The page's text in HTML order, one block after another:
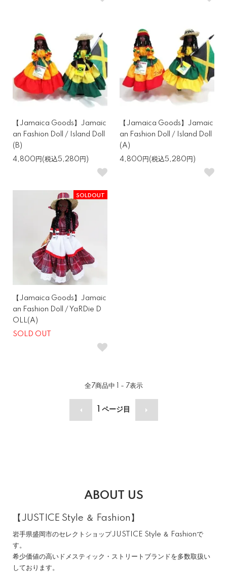
【Jamaica Goods】Jamaic
an Fashion Doll / Island Doll
(B)
4,800円(税込5,280円)
【Jamaica Goods】Jamaic
an Fashion Doll / Island Doll
(A)
4,800円(税込5,280円)
SOLDOUT
【Jamaica Goods】Jamaic
an Fashion Doll / YaRDie D
OLL(A)
SOLD OUT
全7商品中 1 - 7表示
ページ目
ABOUT US
【JUSTICE Style ＆ Fashion】
岩手県盛岡市のセレクトショップJUSTICE Style ＆ Fashionで
す。
希少価値の高いドメスティック・ストリートブランドを多数取扱い
しております。